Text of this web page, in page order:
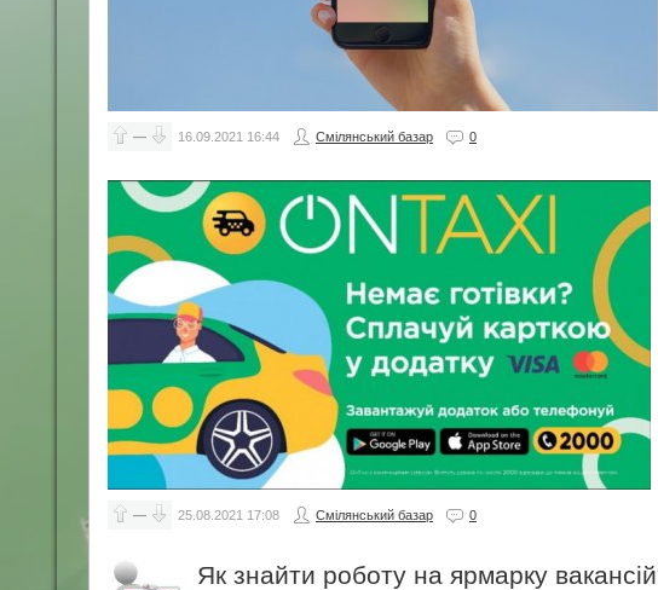
— 16.09.2021 16:44 Смілянський базар 0
— 25.08.2021 17:08 Смілянський базар 0
Як знайти роботу на ярмарку